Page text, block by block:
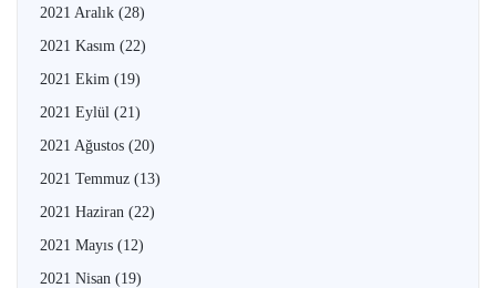
2021 Aralık (28)
2021 Kasım (22)
2021 Ekim (19)
2021 Eylül (21)
2021 Ağustos (20)
2021 Temmuz (13)
2021 Haziran (22)
2021 Mayıs (12)
2021 Nisan (19)